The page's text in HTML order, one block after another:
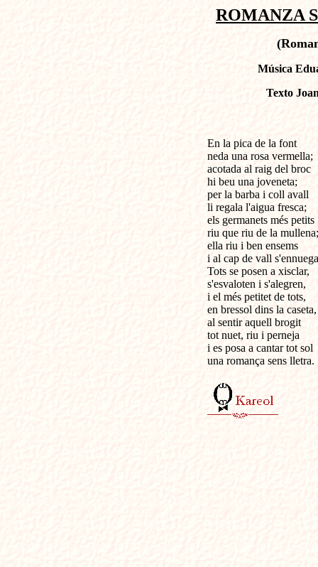
ROMANZA
Música
Texto
En la pica de la font
neda una rosa vermella;
acotada al raig del broc
hi beu una joveneta;
per la barba i coll avall
li regala l'aigua fresca;
els germanets més petits
riu que riu de la mullena;
ella riu i ben ensems
i al cap de vall
Tots se posen a xisclar,
s'esvaloten i s'alegren,
i el més petitet de tots,
en bressol dins la caseta,
al sentir aquell brogit
tot nuet, riu i perneja
i es posa a cantar tot sol
una romança sens lletra.